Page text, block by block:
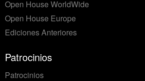
Open House WorldWide
Open House Europe
Ediciones Anteriores
Patrocinios
Patrocinios